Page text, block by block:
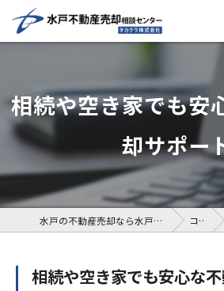
相続や空き家でも安
却サポー
水戸の不動産売却なら水戸不動産売却相談センター コラム
相続や空き家でも安心な